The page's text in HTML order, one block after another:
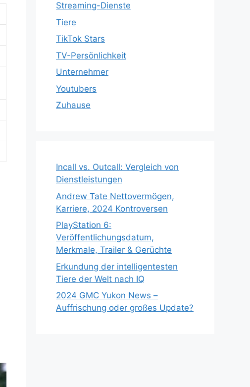
Streaming-Dienste
Tiere
TikTok Stars
TV-Persönlichkeit
Unternehmer
Youtubers
Zuhause
Incall vs. Outcall: Vergleich von
Dienstleistungen
Andrew Tate Nettovermögen,
Karriere, 2024 Kontroversen
PlayStation 6:
Veröffentlichungsdatum,
Merkmale, Trailer & Gerüchte
Erkundung der intelligentesten
Tiere der Welt nach IQ
2024 GMC Yukon News –
Auffrischung oder großes Update?